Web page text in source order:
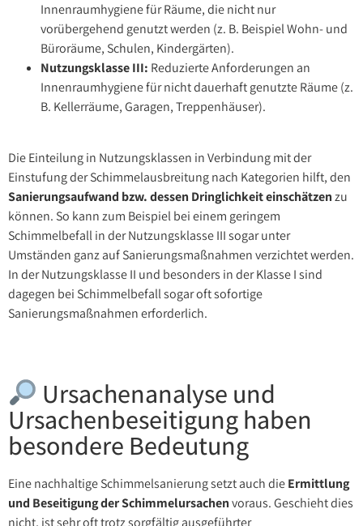
Innenraumhygiene für Räume, die nicht nur
vorübergehend genutzt werden (z. B. Beispiel Wohn- und
Büroräume, Schulen, Kindergärten).
Nutzungsklasse III: Reduzierte Anforderungen an
Innenraumhygiene für nicht dauerhaft genutzte Räume (z.
B. Kellerräume, Garagen, Treppenhäuser).
Die Einteilung in Nutzungsklassen in Verbindung mit der
Einstufung der Schimmelausbreitung nach Kategorien hilft, den
Sanierungsaufwand bzw. dessen Dringlichkeit einschätzenzu
können. So kann zum Beispiel bei einem geringem
Schimmelbefall in der Nutzungsklasse III sogar unter
Umständen ganz auf Sanierungsmaßnahmen verzichtet werden.
In der Nutzungsklasse II und besonders in der Klasse I sind
dagegen bei Schimmelbefall sogar oft sofortige
Sanierungsmaßnahmen erforderlich.
Ursachenanalyse und
Ursachenbeseitigung haben
besondere Bedeutung
Eine nachhaltige Schimmelsanierung setzt auch dieErmittlung
und Beseitigung der Schimmelursachenvoraus. Geschieht dies
nicht, ist sehr oft trotz sorgfältig ausgeführter